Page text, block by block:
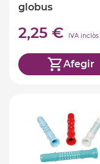
globus
2,25 € IVA inclòs
Afegir